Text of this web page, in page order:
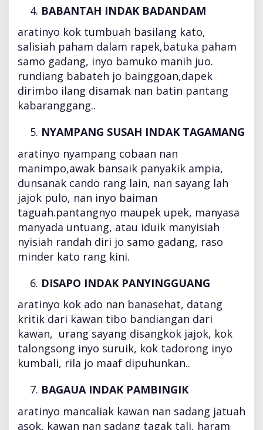
BABANTAH INDAK BADANDAM
aratinyo kok tumbuah basilang kato,
salisiah paham dalam rapek,batuka paham
samo gadang, inyo bamuko manih juo.
rundiang babateh jo bainggoan,dapek
dirimbo ilang disamak nan batin pantang
kabaranggang..
NYAMPANG SUSAH INDAK TAGAMANG
aratinyo nyampang cobaan nan
manimpo,awak bansaik panyakik ampia,
dunsanak cando rang lain, nan sayang lah
jajok pulo, nan inyo baiman
taguah.pantangnyo maupek upek, manyasa
manyada untuang, atau iduik manyisiah
nyisiah randah diri jo samo gadang, raso
minder kato rang kini.
DISAPO INDAK PANYINGGUANG
aratinyo kok ado nan banasehat, datang
kritik dari kawan tibo bandiangan dari
kawan, urang sayang disangkok jajok, kok
talongsong inyo suruik, kok tadorong inyo
kumbali, rila jo maaf dipuhunkan..
BAGAUA INDAK PAMBINGIK
aratinyo mancaliak kawan nan sadang jatuah
asok, kawan nan sadang tagak tali, haram